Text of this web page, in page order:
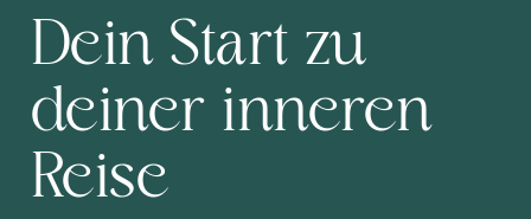
Dein Start zu
deiner inneren
Reise